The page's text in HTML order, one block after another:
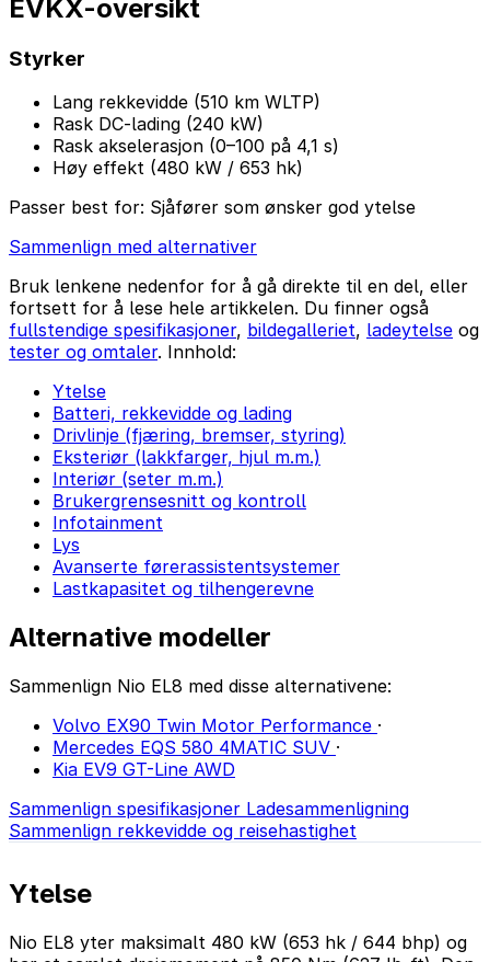
EVKX-oversikt
Styrker
Lang rekkevidde (510 km WLTP)
Rask DC-lading (240 kW)
Rask akselerasjon (0–100 på 4,1 s)
Høy effekt (480 kW / 653 hk)
Passer best for: Sjåfører som ønsker god ytelse
Sammenlign med alternativer
Bruk lenkene nedenfor for å gå direkte til en del, eller
fortsett for å lese hele artikkelen. Du finner også
fullstendige spesifikasjoner, bildegalleriet, ladeytelse og
tester og omtaler. Innhold:
Ytelse
Batteri, rekkevidde og lading
Drivlinje (fjæring, bremser, styring)
Eksteriør (lakkfarger, hjul m.m.)
Interiør (seter m.m.)
Brukergrensesnitt og kontroll
Infotainment
Lys
Avanserte førerassistentsystemer
Lastkapasitet og tilhengerevne
Alternative modeller
Sammenlign Nio EL8 med disse alternativene:
Volvo EX90 Twin Motor Performance ·
Mercedes EQS 580 4MATIC SUV ·
Kia EV9 GT-Line AWD
Sammenlign spesifikasjoner Ladesammenligning
Sammenlign rekkevidde og reisehastighet
Ytelse
Nio EL8 yter maksimalt 480 kW (653 hk / 644 bhp) og